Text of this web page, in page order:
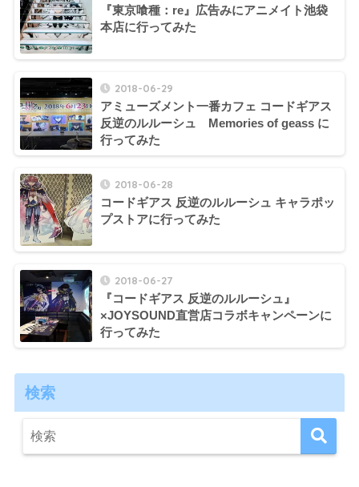
『東京喰種：re』広告みにアニメイト池袋
本店に行ってみた
2018-06-29
アミューズメント一番カフェ コードギアス
反逆のルルーシュ Memories of geass に
行ってみた
2018-06-28
コードギアス 反逆のルルーシュ キャラポッ
プストアに行ってみた
2018-06-27
『コードギアス 反逆のルルーシュ』
×JOYSOUND直営店コラボキャンペーンに
行ってみた
検索